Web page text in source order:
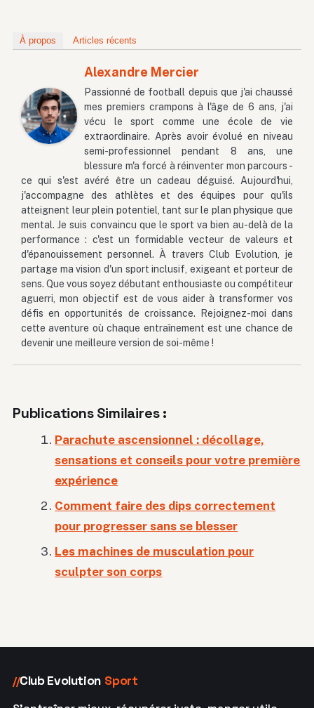
À propos Articles récents
Alexandre Mercier
Passionné de football depuis que j'ai chaussé
mes premiers crampons à l'âge de 6 ans, j'ai
vécu le sport comme une école de vie
extraordinaire. Après avoir évolué en niveau
semi-professionnel pendant 8 ans, une
blessure m'a forcé à réinventer mon parcours -
ce qui s'est avéré être un cadeau déguisé. Aujourd'hui,
j'accompagne des athlètes et des équipes pour qu'ils
atteignent leur plein potentiel, tant sur le plan physique que
mental. Je suis convaincu que le sport va bien au-delà de la
performance : c'est un formidable vecteur de valeurs et
d'épanouissement personnel. À travers Club Evolution, je
partage ma vision d'un sport inclusif, exigeant et porteur de
sens. Que vous soyez débutant enthousiaste ou compétiteur
aguerri, mon objectif est de vous aider à transformer vos
défis en opportunités de croissance. Rejoignez-moi dans
cette aventure où chaque entraînement est une chance de
devenir une meilleure version de soi-même !
Publications Similaires :
Parachute ascensionnel : décollage,
sensations et conseils pour votre première
expérience
Comment faire des dips correctement
pour progresser sans se blesser
Les machines de musculation pour
sculpter son corps
//Club Evolution Sport